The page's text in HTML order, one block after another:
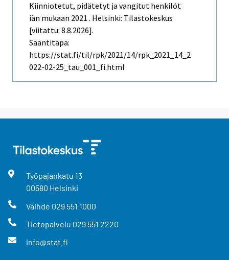
Kiinniotetut, pidätetyt ja vangitut henkilöt
iän mukaan 2021 . Helsinki: Tilastokeskus
[viitattu: 8.8.2026].
Saantitapa:
https://stat.fi/til/rpk/2021/14/rpk_2021_14_2
022-02-25_tau_001_fi.html
Työpajankatu 13
00580 Helsinki
Vaihde 029 551 1000
Tietopalvelu 029 551 2220
info@stat.fi